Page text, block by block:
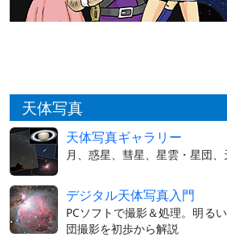
天体写真
天体写真ギャラリー
月、惑星、彗星、星雲・星団
デジタル天体写真入門
PCソフトで撮影＆処理。明る
団撮影を初歩から解説